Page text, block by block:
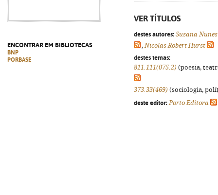
ENCONTRAR EM BIBLIOTECAS
BNP
PORBASE
VER TÍTULOS
destes autores: Susana Nunes
,Nicolas Robert Hurst
destes temas:
811.111(075.2) (poesia,
373.33(469) (sociologia,
deste editor: Porto Editora